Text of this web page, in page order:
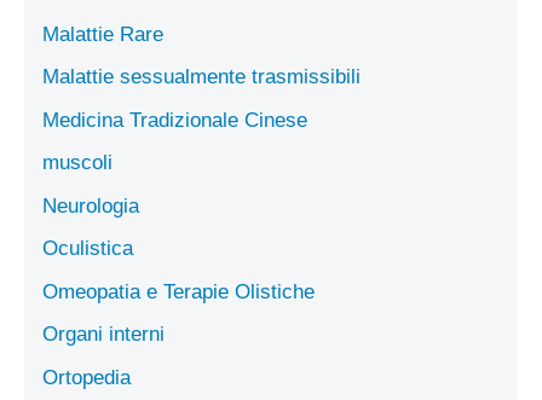
Malattie Rare
Malattie sessualmente trasmissibili
Medicina Tradizionale Cinese
muscoli
Neurologia
Oculistica
Omeopatia e Terapie Olistiche
Organi interni
Ortopedia